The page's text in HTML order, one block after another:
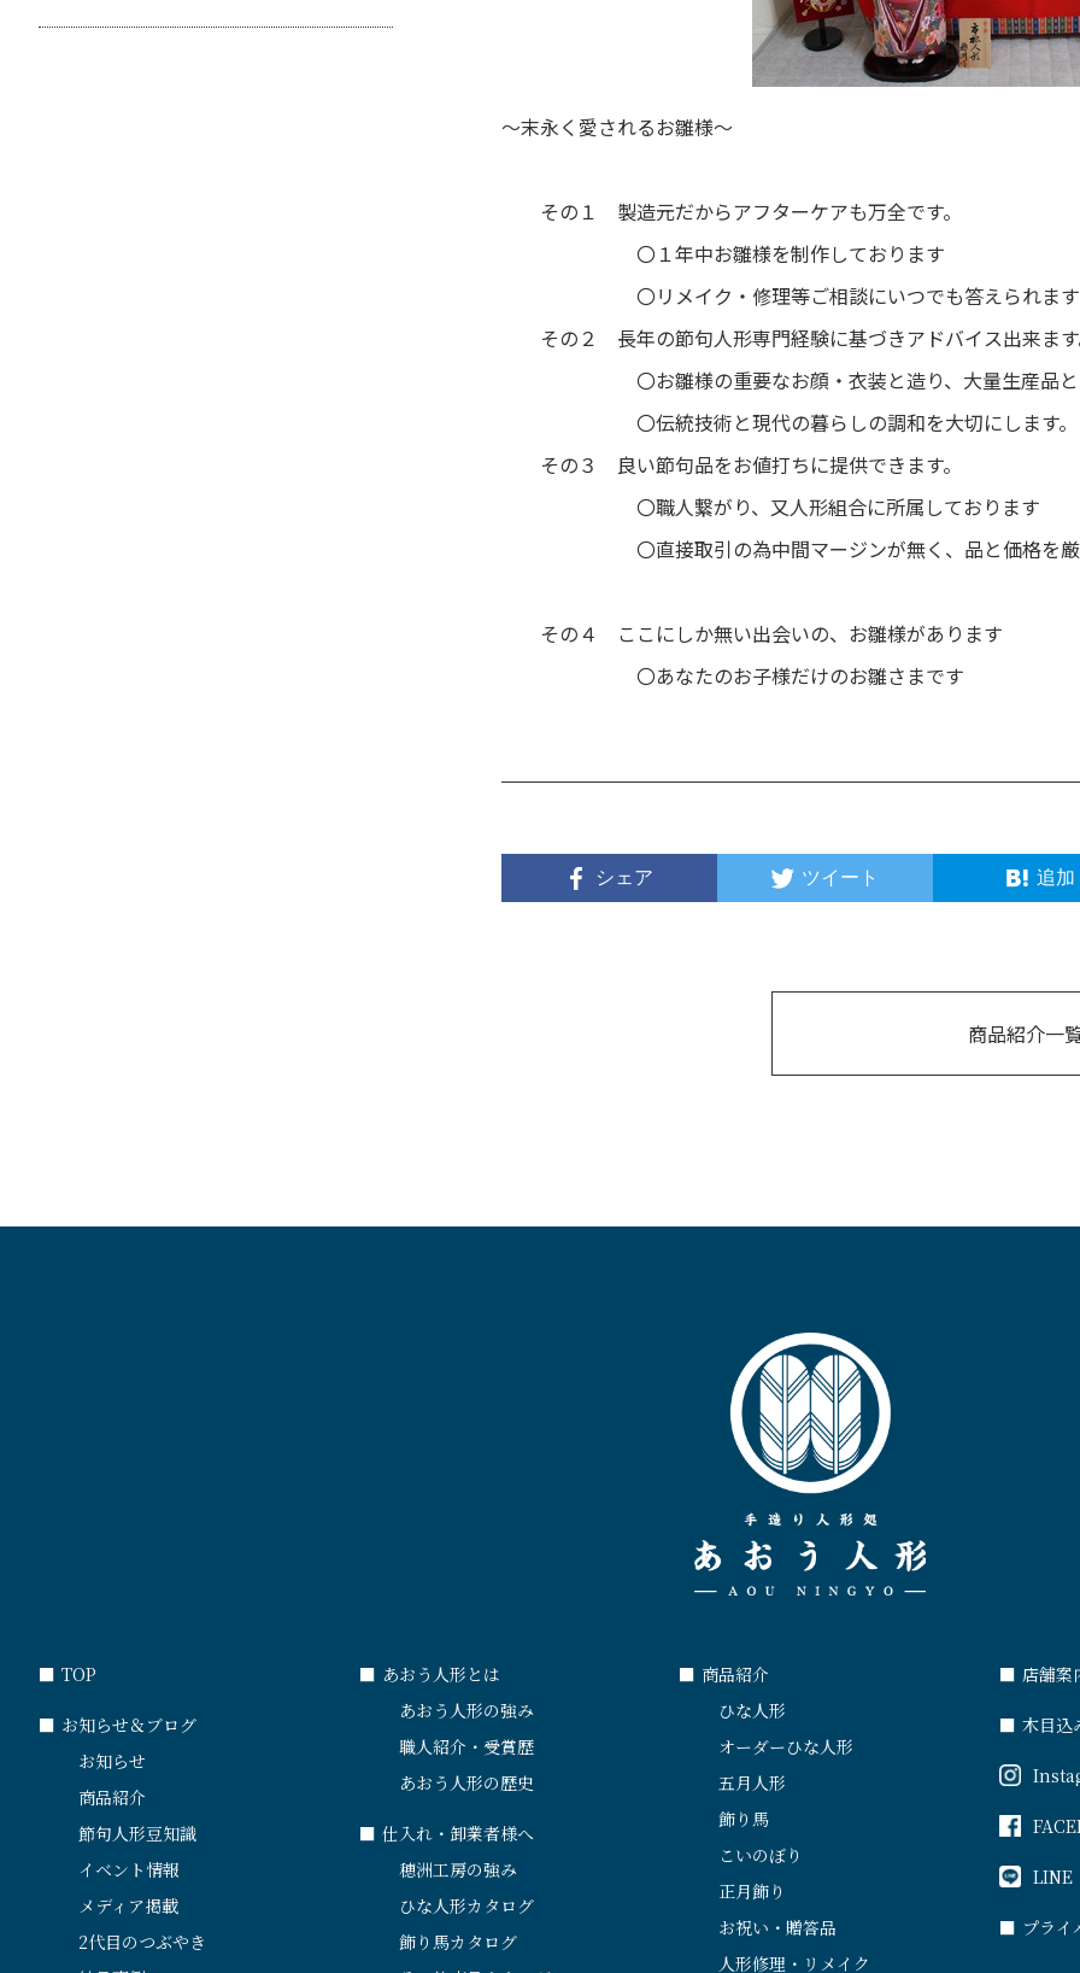
～末永く愛されるお雛様～
その１ 製造元だからアフターケアも万全です。
〇１年中お雛様を制作しております
〇リメイク・修理等ご相談にいつでも答えられます
その２ 長年の節句人形専門経験に基づきアドバイス出来ま
〇お雛様の重要なお顔・衣装と造り、大量生産品と
〇伝統技術と現代の暮らしの調和を大切にします。
その３ 良い節句品をお値打ちに提供できます。
〇職人繋がり、又人形組合に所属しております
〇直接取引の為中間マージンが無く、品と価格を厳
その４ ここにしか無い出会いの、お雛様があります
〇あなたのお子様だけのお雛さまです
シェア ツイート 追加
商品紹介一
■ TOP
■ お知らせ＆ブログ
お知らせ
商品紹介
節句人形豆知識
イベント情報
メディア掲載
2代目のつぶやき
■ あおう人形とは
あおう人形の強み
職人紹介・受賞歴
あおう人形の歴史
■ 仕入れ・卸業者様へ
穂洲工房の強み
ひな人形カタログ
飾り馬カタログ
■ 商品紹介
ひな人形
オーダーひな人形
五月人形
飾り馬
こいのぼり
正月飾り
お祝い・贈答品
人形修理・リメイク
■ 店舗案
■ 木目込
LINE
■ プライ